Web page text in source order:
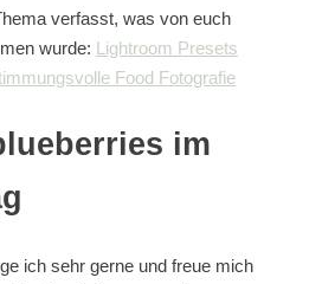
verfasst, was von euch
wurde: Lightroom Presets
Food Fotografie
im
ich sehr gerne und freue mich